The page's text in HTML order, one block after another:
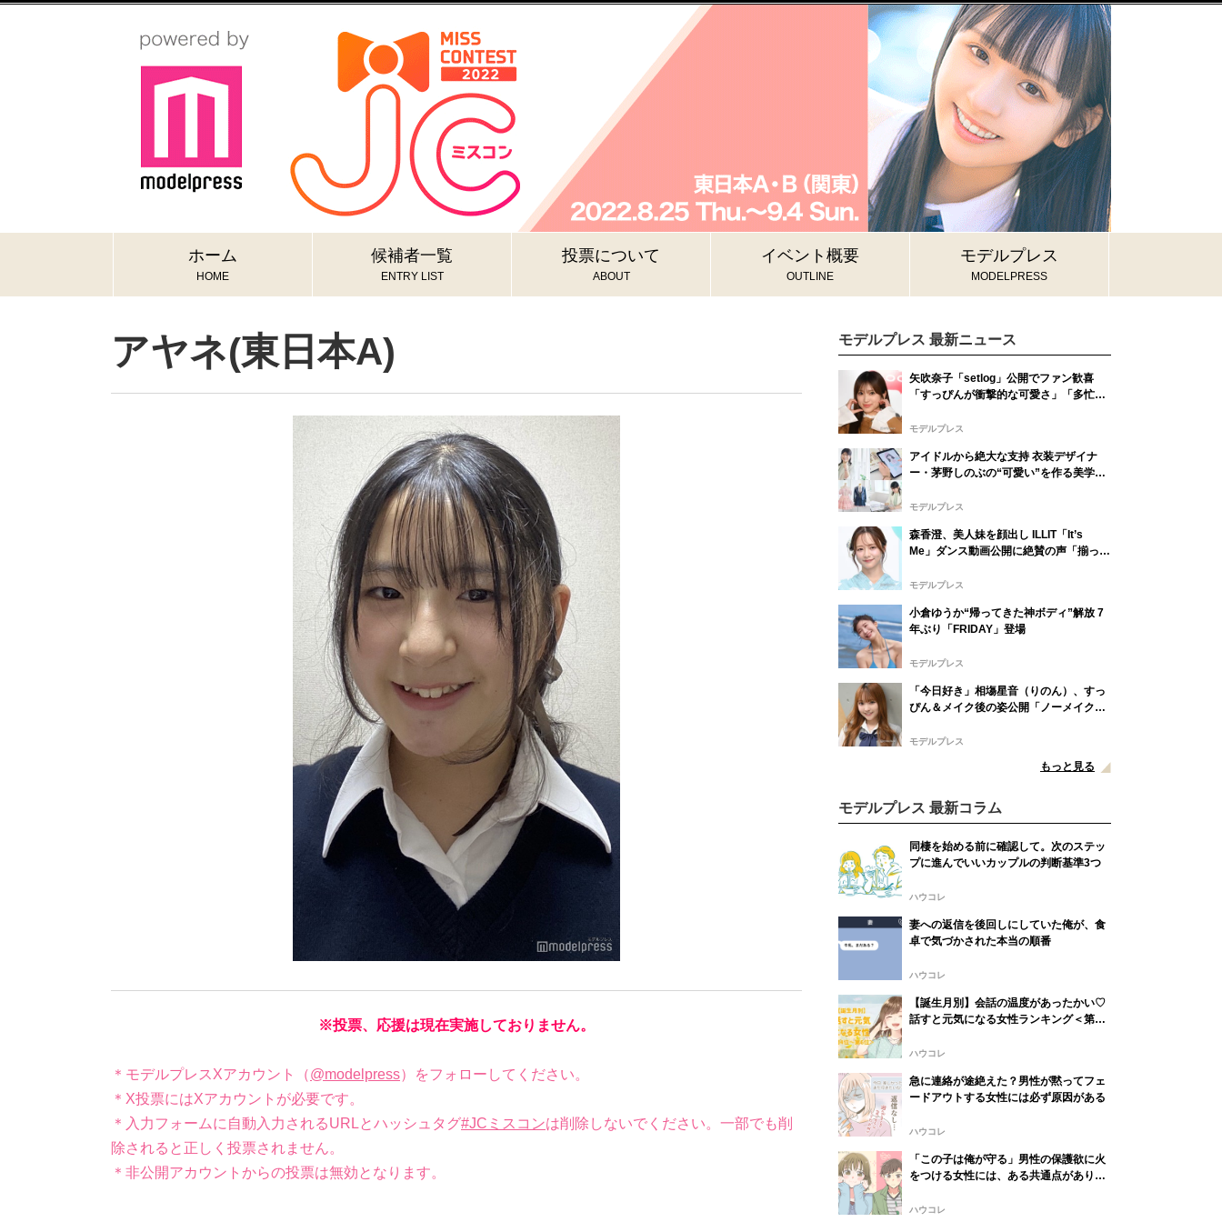
ホーム
HOME
候補者一覧
ENTRY LIST
投票について
ABOUT
イベント概要
OUTLINE
モデルプレス
MODELPRESS
アヤネ(東日本A)
※投票、応援は現在実施しておりません。
＊モデルプレスXアカウント（@modelpress）をフォローしてください。
＊X投票にはXアカウントが必要です。
＊入力フォームに自動入力されるURLとハッシュタグ#JCミスコンは削除しないでください。一部でも削
除されると正しく投票されません。
＊非公開アカウントからの投票は無効となります。
モデルプレス 最新ニュース
矢吹奈子「setlog」公開でファン歓喜
「すっぴんが衝撃的な可愛さ」「多忙す
モデルプレス
アイドルから絶大な支持 衣装デザイナ
ー・茅野しのぶの“可愛い”を作る美学＜
モデルプレス
森香澄、美人妹を顔出し ILLIT「It’s
Me」ダンス動画公開に絶賛の声「揃って
い」
モデルプレス
小倉ゆうか“帰ってきた神ボディ”解放 7
年ぶり「FRIDAY」登場
モデルプレス
「今日好き」相塲星音（りのん）、すっ
ぴん＆メイク後の姿公開「ノーメイクで
賛の声
モデルプレス
もっと見る
モデルプレス 最新コラム
同棲を始める前に確認して。次のステッ
プに進んでいいカップルの判断基準3つ
ハウコレ
妻への返信を後回しにしていた俺が、食
卓で気づかされた本当の順番
ハウコレ
【誕生月別】会話の温度があったかい♡
話すと元気になる女性ランキング＜第４
ハウコレ
急に連絡が途絶えた？男性が黙ってフェ
ードアウトする女性には必ず原因がある
ハウコレ
「この子は俺が守る」男性の保護欲に火
をつける女性には、ある共通点がありま
ハウコレ